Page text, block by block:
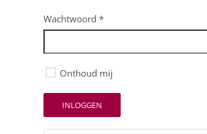
Wachtwoord *
Onthoud mij
INLOGGEN